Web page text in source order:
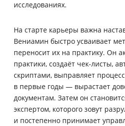
исследованиях.
На старте карьеры важна
Вениамин быстро усваивает
переносит их на практику. Он
практики, создаёт чек-листы,
скриптами, выправляет
в первые годы — вырастает
документам. Затем он
экспертом, которого зовут
и постепенно принимает